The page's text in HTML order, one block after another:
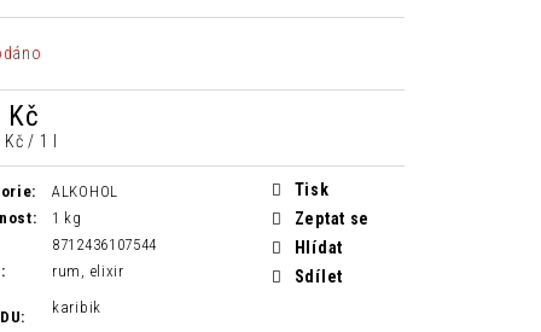
Kč
Kč / 1 l
:
ALKOHOL
:
1 kg
8712436107544
:
rum, elixir
:
karibik
Tisk
Zeptat se
Hlídat
Sdílet